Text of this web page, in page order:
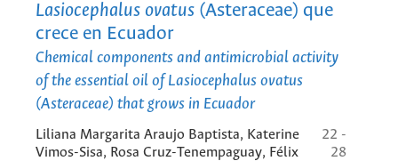
Lasiocephalus ovatus (Asteraceae) que
crece en Ecuador
Chemical components and antimicrobial activity
of the essential oil of Lasiocephalus ovatus
(Asteraceae) that grows in Ecuador
Liliana Margarita Araujo Baptista, Katerine
Vimos-Sisa, Rosa Cruz-Tenempaguay, Félix
22 -
28